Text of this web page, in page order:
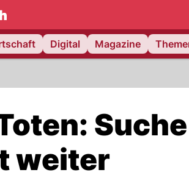
Digital Magazine
Suche
weiter